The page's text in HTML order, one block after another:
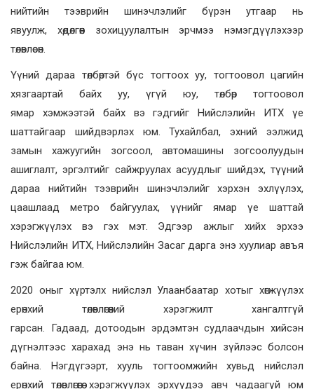
нийтийн тээврийн шинэчлэлийг бүрэн утгаар нь
явуулж, хөдөлгөөн зохицуулалтын эрчмээ нэмэгдүүлэхээр
төлөвлөсөн.
Үүний дараа төлбөртэй бүс тогтоох уу, тогтоовол цагийн
хязгаартай байх уу, үгүй юу, төлбөр тогтоовол
ямар хэмжээтэй байх вэ гэдгийг Нийслэлийн ИТХ үе
шаттайгаар шийдвэрлэх юм. Тухайлбал, эхний ээлжид
замын хажуугийн зогсоол, автомашины зогсоолуудын
ашиглалт, эргэлтийг сайжруулах асуудлыг шийдэх, түүний
дараа нийтийн тээврийн шинэчлэлийг хэрхэн эхлүүлэх,
цаашлаад метро байгуулах, үүнийг ямар үе шаттай
хэрэгжүүлэх вэ гэх мэт. Эдгээр ажлыг хийх эрхээ
Нийслэлийн ИТХ, Нийслэлийн Засаг дарга энэ хуулиар авъя
гэж байгаа юм.
2020 оныг хүртэлх нийслэл Улаанбаатар хотыг хөгжүүлэх
ерөнхий төлөвлөгөөний хэрэгжилт хангалтгүй
гарсан. Гадаад, дотоодын эрдэмтэн судлаачдын хийсэн
дүгнэлтээс харахад энэ нь таван хүчин зүйлээс болсон
байна. Нэгдүгээрт, хууль тогтоомжийн хувьд нийслэл
ерөнхий төлөвлөгөөгөө хэрэгжүүлэх эрхүүдээ авч чадаагүй юм